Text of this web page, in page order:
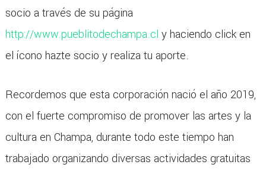
socio a través de su página
http://www.pueblitodechampa.cl y haciendo click en
el ícono hazte socio y realiza tu aporte.
Recordemos que esta corporación nació el año 2019,
con el fuerte compromiso de promover las artes y la
cultura en Champa, durante todo este tiempo han
trabajado organizando diversas actividades gratuitas